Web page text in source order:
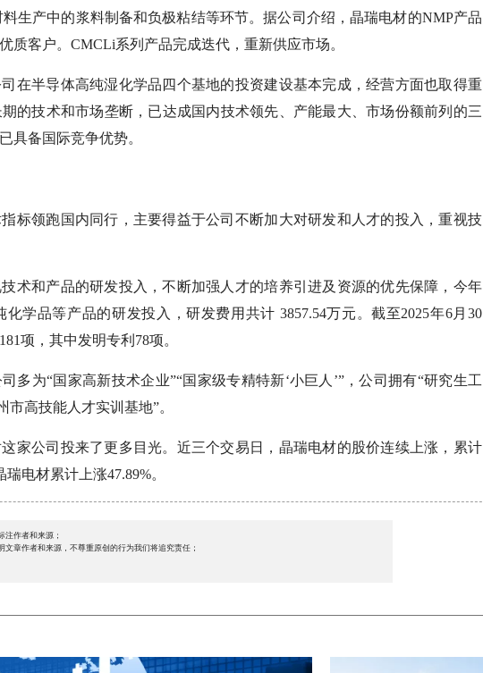
生产中的浆料制备和负极粘结等环节。据公司介绍，晶瑞电材的NMP产品
质客户。CMCLi系列产品完成迭代，重新供应市场。
在半导体高纯湿化学品四个基地的投资建设基本完成，经营方面也取得重
的技术和市场垄断，已达成国内技术领先、产能最大、市场份额前列的三
具备国际竞争优势。
标领跑国内同行，主要得益于公司不断加大对研发和人才的投入，重视技
术和产品的研发投入，不断加强人才的培养引进及资源的优先保障，今年
化学品等产品的研发投入，研发费用共计 3857.54万元。截至2025年6月30
项，其中发明专利78项。
多为“国家高新技术企业”“国家级专精特新‘小巨人’”，公司拥有“研究生工
市高技能人才实训基地”。
家公司投来了更多目光。近三个交易日，晶瑞电材的股价连续上涨，累计
电材累计上涨47.89%。
作者和来源；
章作者和来源，不尊重原创的行为我们将追究责任；